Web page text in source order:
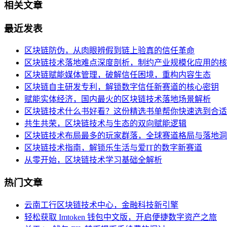
相关文章
最近发表
区块链防伪，从肉眼辨假到链上验真的信任革命
区块链技术落地难点深度剖析，制约产业规模化应用的
区块链赋能媒体管理，破解信任困境，重构内容生态
区块链自主研发专利，解锁数字信任新赛道的核心密钥
赋能实体经济，国内最火的区块链技术落地场景解析
区块链技术什么书好看？这份精选书单帮你快速选到合
共生共荣，区块链技术与生态的双向赋能逻辑
区块链技术布局最多的玩家群落，全球赛道格局与落地
区块链技术指南，解锁乐生活与爱IT的数字新赛道
从零开始，区块链技术学习基础全解析
热门文章
云南工行区块链技术中心，金融科技新引擎
轻松获取 Imtoken 钱包中文版，开启便捷数字资产之旅